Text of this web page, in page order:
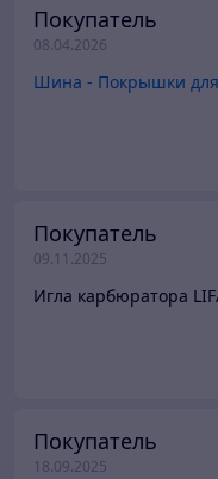
Покупатель
08.04.2026
Шина - Покрышки для
Покупатель
09.11.2025
Игла карбюратора
Покупатель
18.09.2025